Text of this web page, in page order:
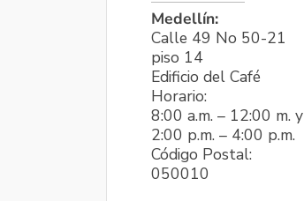
Medellín:
Calle 49 No 50-21
piso 14
Edificio del Café
Horario:
8:00 a.m. – 12:00 m. y
2:00 p.m. – 4:00 p.m.
Código Postal:
050010